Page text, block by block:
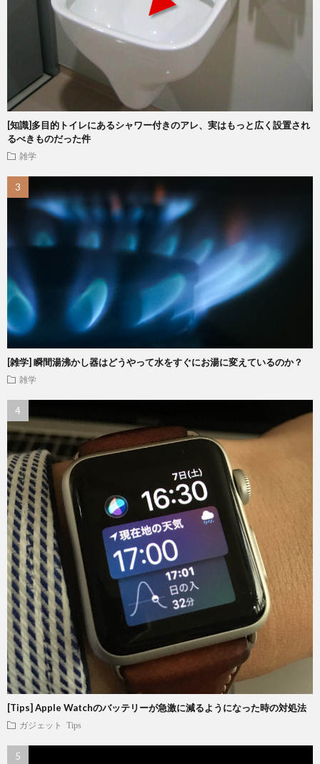
[知識]多目的トイレにあるシャワー付きのアレ、実はもっと広く設置され
るべきものだった件
雑学
[雑学] 瞬間湯沸かし器はどうやって水をすぐにお湯に変えているのか？
雑学
[Tips] Apple Watchのバッテリーが急激に減るようになった時の対処法
ガジェット Tips